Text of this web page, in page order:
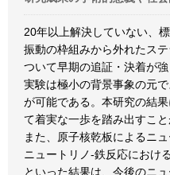
20年以上解決していない、
振動の枠組みから外れたス
ついて早期の追証・決着が
実験は極小の背景事象の元
が可能である。本研究の結
て着実な一歩を踏み出すこと
また、原子核乾板によるニ
ニュートリノ-鉄反応におけ
といった結果は、今後のニ